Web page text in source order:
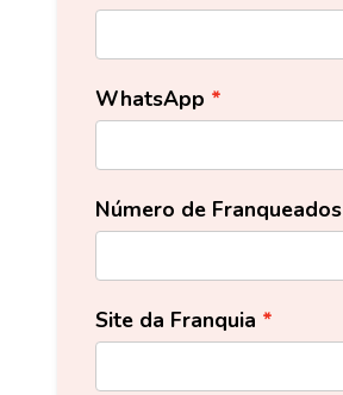
WhatsApp
Número de Franqueados
Site da Franquia